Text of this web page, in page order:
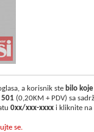
a korisnik ste bilo
(0,20KM + PDV) sa
0xx/xxx-xxxx i kliknite na
se.